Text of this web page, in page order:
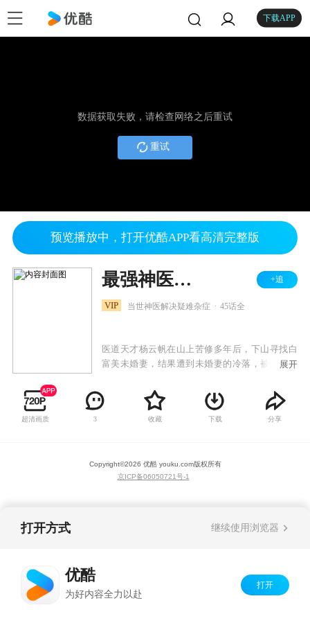
下载APP
数据获取失败，请检查网络之后重试
重试
预览播放中，打开优酷APP看高清完整版
最强神医混都市 +追
VIP 当世神医解决疑难杂症 45话全
医道天才杨云帆在山上苦修多年后，下山寻找白
富美未婚妻，结果遭到未婚妻的冷落，被视作乡
通通，却身怀绝技，任何疑难杂症到他面前都手
到病除，各种奇遇和危险迎刃而解。众人对他刮
目相看，未婚妻以及各路美女投怀送抱，而他秉
展开
超清画质 3 收藏 下载 分享
Copyright©2026 优酷 youku.com版权所有
京ICP备06050721号-1
打开方式 继续使用浏览器
优酷
为好内容全力以赴
打开